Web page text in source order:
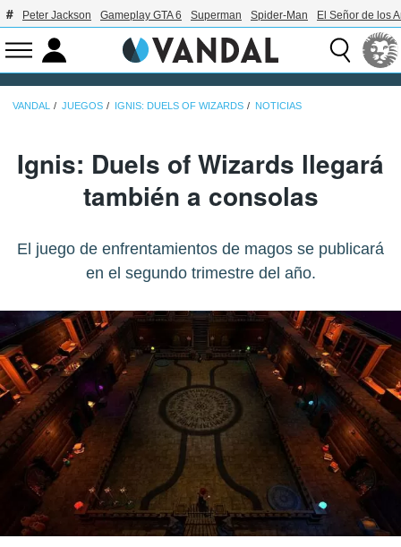
Peter Jackson Gameplay GTA 6 Superman Spider-Man El Señor de los
VANDAL JUEGOS IGNIS: DUELS OF WIZARDS NOTICIAS
Ignis: Duels of Wizards llegará
también a consolas
El juego de enfrentamientos de magos se publicará
en el segundo trimestre del año.